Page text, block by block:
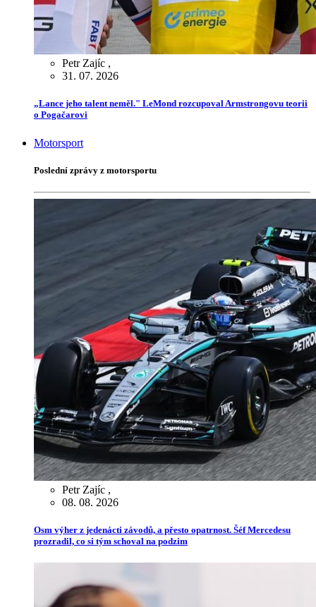
Petr Zajíc ,
31. 07. 2026
„Lance jeho talent neměl." LeMond rozcupoval Armstrongovu teorii
o Pogačarovi
Motorsport
Poslední zprávy z motorsportu
Petr Zajíc ,
08. 08. 2026
Osm výher z jedenácti závodů, a přesto opatrnost. Šéf Mercedesu
prozradil, co si tým schoval na podzim